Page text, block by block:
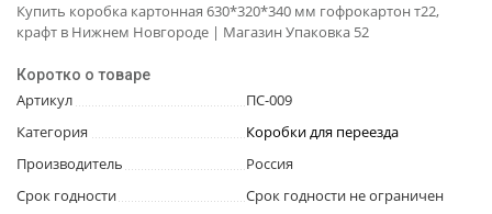
Купить коробка картонная 630*320*340 мм гофрокартон т22,
крафт в Нижнем Новгороде | Магазин Упаковка 52
Коротко о товаре
Артикул
ПС-009
Категория
Коробки для переезда
Производитель
Россия
Срок годности
Срок годности не ограничен